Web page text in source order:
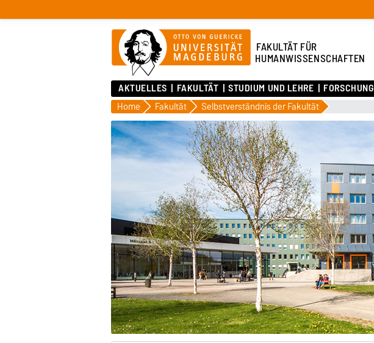
FAKULTÄT FÜR
HUMANWISSENSCHAFTEN
AKTUELLES FAKULTÄT STUDIUM UND LEHRE FORSCHUNG
Home Fakultät Selbstverständnis der Fakultät